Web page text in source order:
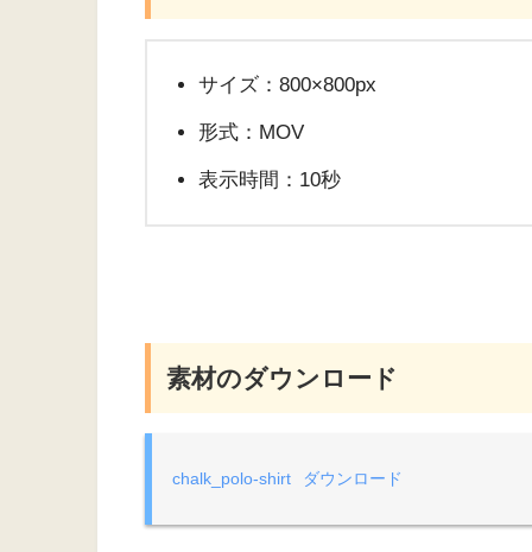
サイズ：800×800px
形式：MOV
表示時間：10秒
素材のダウンロード
chalk_polo-shirt ダウンロード